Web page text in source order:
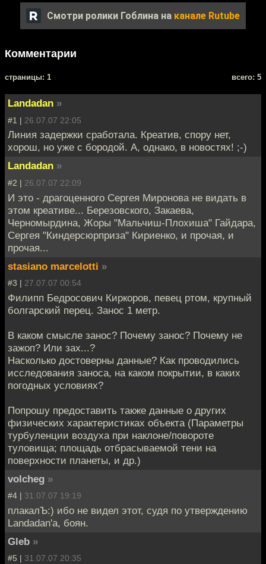
Смотри ролики Гоблина на канале Rutube
Комментарии
cтраницы: 1 всего: 5
Landadan »
#1 | 26.07.07 22:05
Линия задержки сработала. Креатив, спору нет,
хорош, но уже с бородой. А, однако, в новостях! ;-)
Landadan »
#2 | 26.07.07 22:09
И это - драгоценного Сергея Миронова не видать в
этом креативе... Березовского, Закаева,
Черномырдина, Жоры "Мальчиш-Плохиша" Гайдара,
Сергея "Киндерсюрприза" Кириенко, и прочая, и
прочая...
stasiano marcelotti »
#3 | 27.07.07 00:54
Филипп Бедросович Киркоров, певец ртом, крупный
болгарский перец. Занос 1 метр.
В каком смысле занос? Почему занос? Почему не
зажоп? Или зах...?
Насколько достоверны данные? Как проводились
исследования заноса, на каком покрытии, в каких
погодных условиях?
Попрошу предоставить также данные о других
физических характеристиках объекта (Параметры
турбуленции воздуха при наклоне/повороте
туловища; площадь отбрасываемой тени на
поверхности планеты, и др.)
volcheg »
#4 | 31.07.07 19:19
плакалЪ:) ибо не видел этот, судя по утверждению
Landadan'a, боян.
Gleb »
#5 | 31.07.07 20:35